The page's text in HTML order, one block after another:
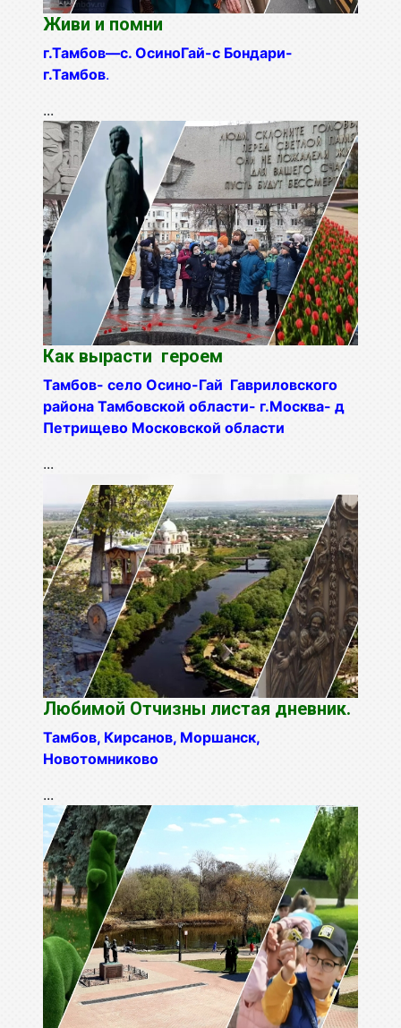
Живи и помни
г.Тамбов—с. ОсиноГай-с Бондари-
г.Тамбов.
...
Как вырасти героем
Тамбов- село Осино-Гай Гавриловского
района Тамбовской области- г.Москва- д
Петрищево Московской области
...
Любимой Отчизны листая дневник.
Тамбов, Кирсанов, Моршанск,
Новотомниково
...